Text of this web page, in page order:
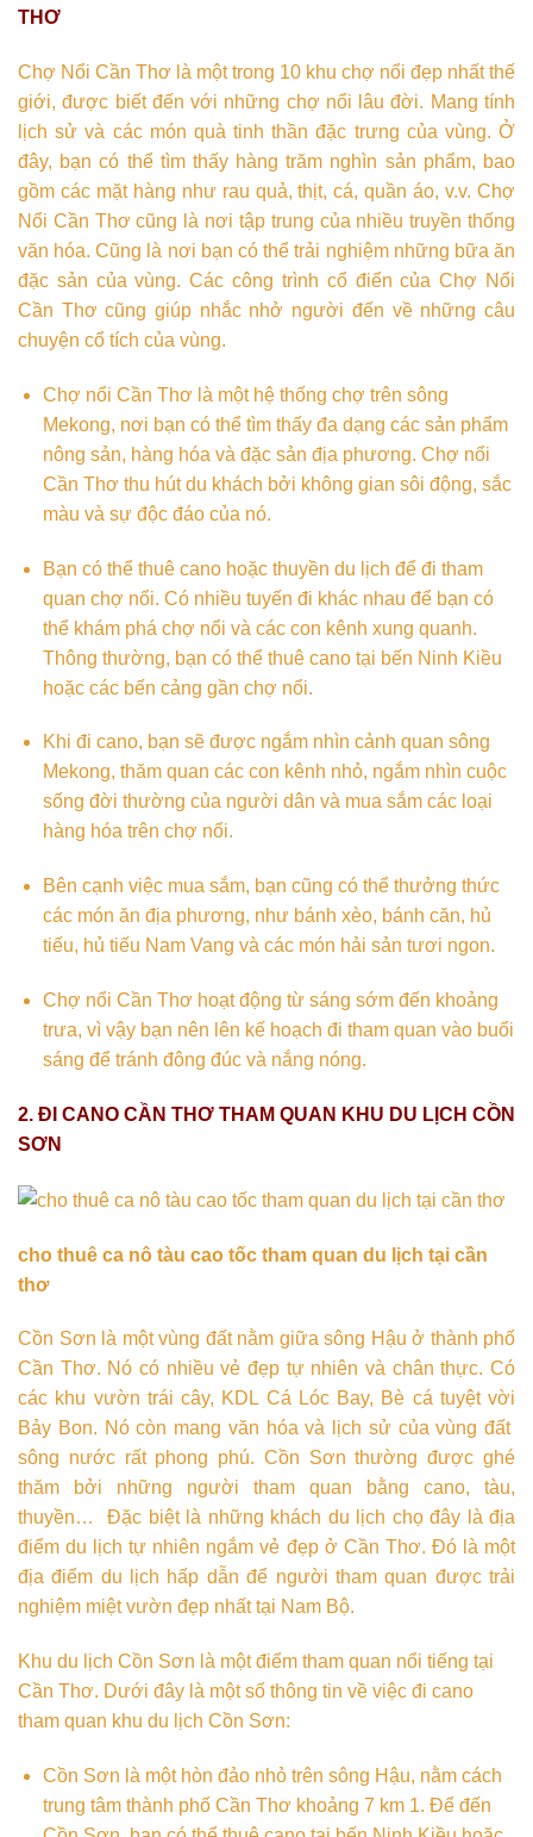
THƠ
Chợ Nổi Cần Thơ là một trong 10 khu chợ nổi đẹp nhất thế
giới, được biết đến với những chợ nổi lâu đời. Mang tính
lịch sử và các món quà tinh thần đặc trưng của vùng. Ở
đây, bạn có thể tìm thấy hàng trăm nghìn sản phẩm, bao
gồm các mặt hàng như rau quả, thịt, cá, quần áo, v.v. Chợ
Nổi Cần Thơ cũng là nơi tập trung của nhiều truyền thống
văn hóa. Cũng là nơi bạn có thể trải nghiệm những bữa ăn
đặc sản của vùng. Các công trình cổ điển của Chợ Nổi
Cần Thơ cũng giúp nhắc nhở người đến về những câu
chuyện cổ tích của vùng.
Chợ nổi Cần Thơ là một hệ thống chợ trên sông
Mekong, nơi bạn có thể tìm thấy đa dạng các sản phẩm
nông sản, hàng hóa và đặc sản địa phương. Chợ nổi
Cần Thơ thu hút du khách bởi không gian sôi động, sắc
màu và sự độc đáo của nó.
Bạn có thể thuê cano hoặc thuyền du lịch để đi tham
quan chợ nổi. Có nhiều tuyến đi khác nhau để bạn có
thể khám phá chợ nổi và các con kênh xung quanh.
Thông thường, bạn có thể thuê cano tại bến Ninh Kiều
hoặc các bến cảng gần chợ nổi.
Khi đi cano, bạn sẽ được ngắm nhìn cảnh quan sông
Mekong, thăm quan các con kênh nhỏ, ngắm nhìn cuộc
sống đời thường của người dân và mua sắm các loại
hàng hóa trên chợ nổi.
Bên cạnh việc mua sắm, bạn cũng có thể thưởng thức
các món ăn địa phương, như bánh xèo, bánh căn, hủ
tiếu, hủ tiếu Nam Vang và các món hải sản tươi ngon.
Chợ nổi Cần Thơ hoạt động từ sáng sớm đến khoảng
trưa, vì vậy bạn nên lên kế hoạch đi tham quan vào buổi
sáng để tránh đông đúc và nắng nóng.
2. ĐI CANO CẦN THƠ THAM QUAN KHU DU LỊCH CỒN
SƠN
cho thuê ca nô tàu cao tốc tham quan du lịch tại cần
thơ
Cồn Sơn là một vùng đất nằm giữa sông Hậu ở thành phố
Cần Thơ. Nó có nhiều vẻ đẹp tự nhiên và chân thực. Có
các khu vườn trái cây, KDL Cá Lóc Bay, Bè cá tuyệt vời
Bảy Bon. Nó còn mang văn hóa và lịch sử của vùng đất
sông nước rất phong phú. Cồn Sơn thường được ghé
thăm bởi những người tham quan bằng cano, tàu,
thuyền… Đặc biệt là những khách du lịch chọ đây là địa
điểm du lịch tự nhiên ngắm vẻ đẹp ở Cần Thơ. Đó là một
địa điểm du lịch hấp dẫn để người tham quan được trải
nghiệm miệt vườn đẹp nhất tại Nam Bộ.
Khu du lịch Cồn Sơn là một điểm tham quan nổi tiếng tại
Cần Thơ. Dưới đây là một số thông tin về việc đi cano
tham quan khu du lịch Cồn Sơn:
Cồn Sơn là một hòn đảo nhỏ trên sông Hậu, nằm cách
trung tâm thành phố Cần Thơ khoảng 7 km 1. Để đến